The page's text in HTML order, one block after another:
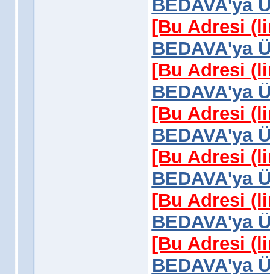
BEDAVA'ya
[Bu Adresi
BEDAVA'ya
[Bu Adresi
BEDAVA'ya
[Bu Adresi
BEDAVA'ya
[Bu Adresi
BEDAVA'ya
[Bu Adresi
BEDAVA'ya
[Bu Adresi
BEDAVA'ya